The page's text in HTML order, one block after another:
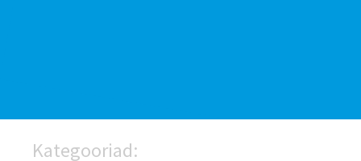
Kategooriad: